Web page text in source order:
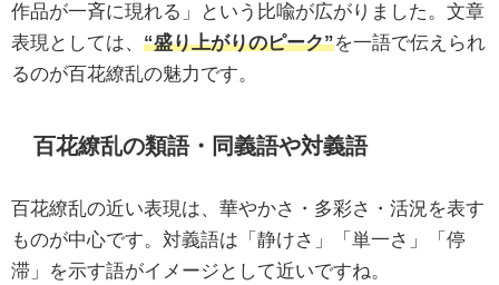
作品が一斉に現れる」という比喩が広がりました。文章
表現としては、 “盛り上がりのピーク”を一語で伝えられ
るのが百花繚乱の魅力です。
百花繚乱の類語・同義語や対義語
百花繚乱の近い表現は、華やかさ・多彩さ・活況を表す
ものが中心です。対義語は「静けさ」「単一さ」「停
滞」を示す語がイメージとして近いですね。